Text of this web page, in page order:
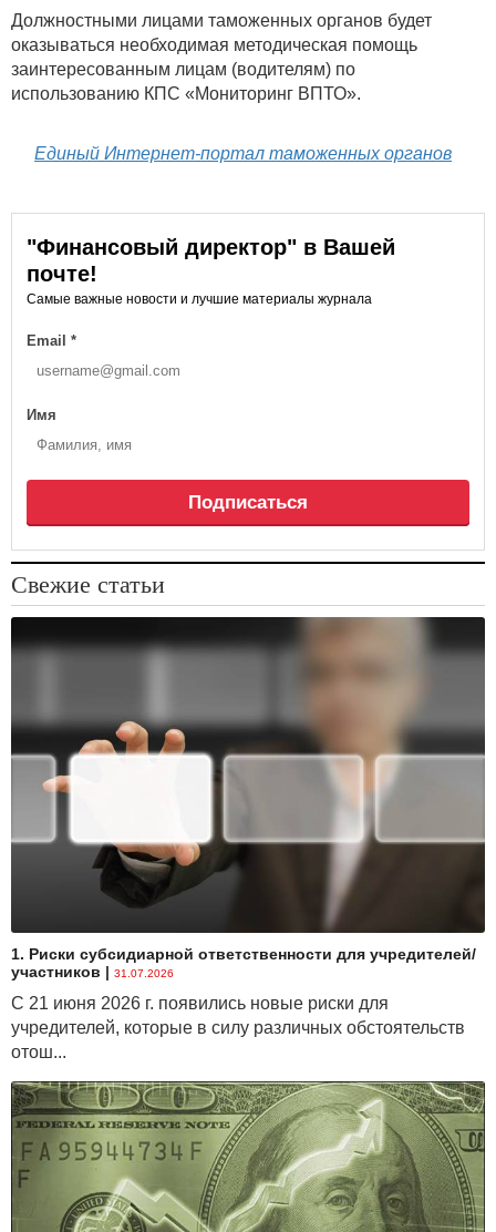
Должностными лицами таможенных органов будет
оказываться необходимая методическая помощь
заинтересованным лицам (водителям) по
использованию КПС «Мониторинг ВПТО».
Единый Интернет-портал таможенных органов
"Финансовый директор" в Вашей
почте!
Самые важные новости и лучшие материалы журнала
Email *
Имя
Подписаться
Свежие статьи
1. Риски субсидиарной ответственности для учредителей/
участников | 31.07.2026
С 21 июня 2026 г. появились новые риски для
учредителей, которые в силу различных обстоятельств
отош...